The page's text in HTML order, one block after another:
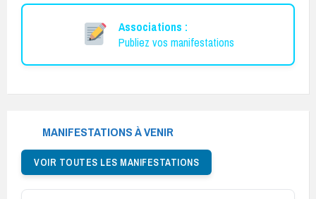
Associations :
Publiez vos manifestations
MANIFESTATIONS À VENIR
VOIR TOUTES LES MANIFESTATIONS